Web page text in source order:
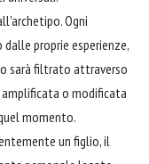
Ogni
proprie esperienze,
sarà filtrato attraverso
o modificata
momento.
un figlio, il